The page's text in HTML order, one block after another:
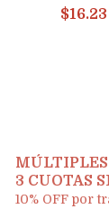
MÚLTIPLES
3 CUOTAS
10% OFF por